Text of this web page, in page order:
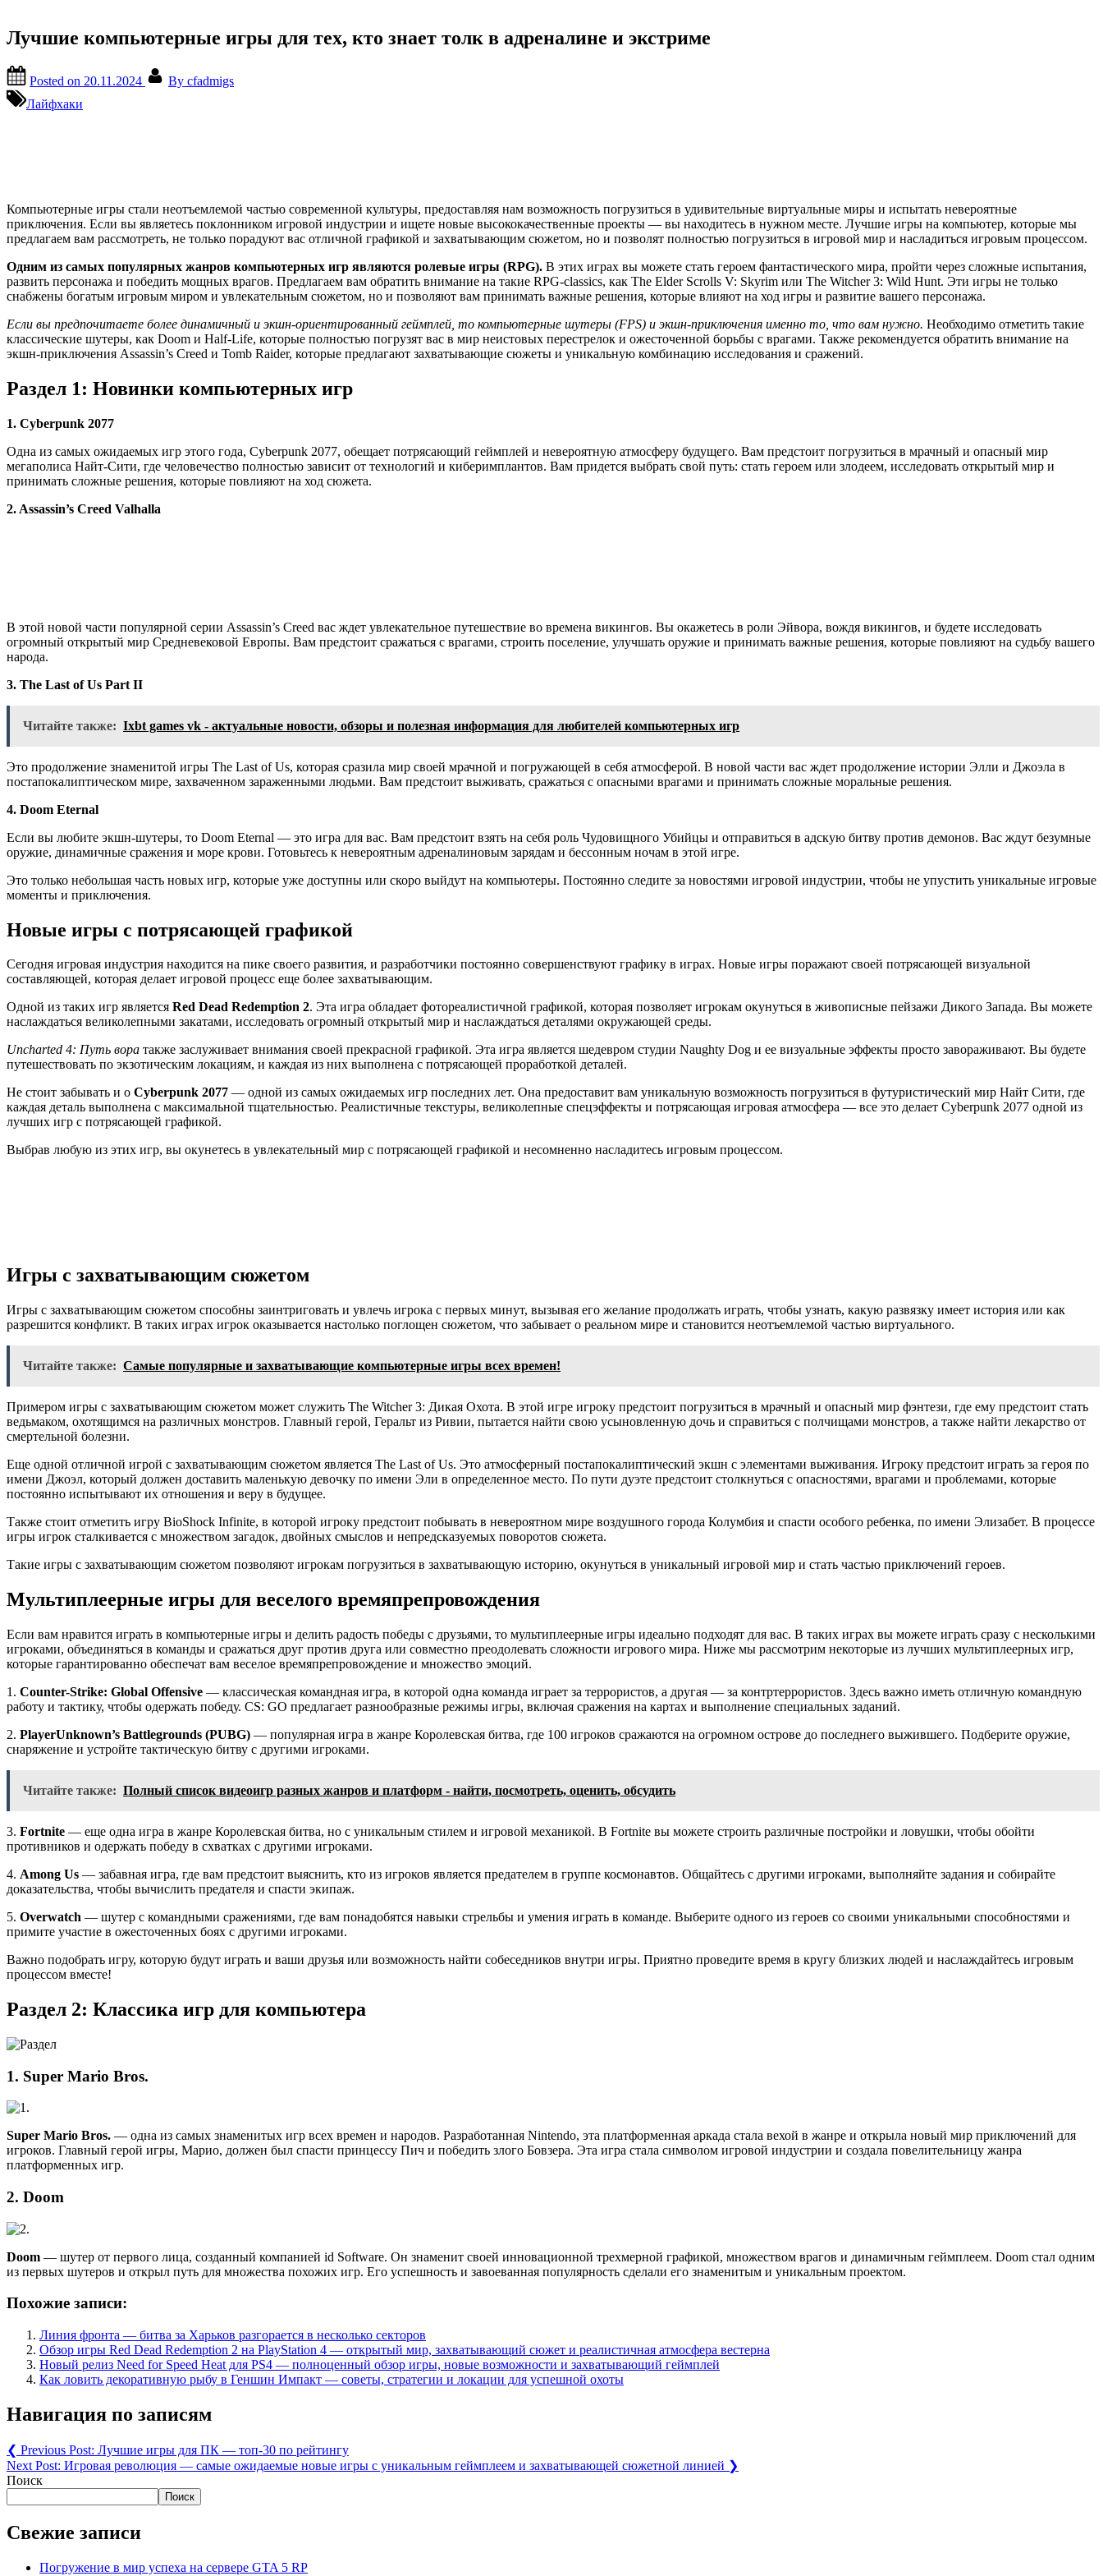
Лучшие компьютерные игры для тех, кто знает толк в адреналине и экстриме
Posted on 20.11.2024 By cfadmigs
Лайфхаки
Компьютерные игры стали неотъемлемой частью современной культуры, предоставляя нам возможность погрузиться в удивительные виртуальные миры и испытать невероятные
приключения. Если вы являетесь поклонником игровой индустрии и ищете новые высококачественные проекты — вы находитесь в нужном месте. Лучшие игры на компьютер, которые мы
предлагаем вам рассмотреть, не только порадуют вас отличной графикой и захватывающим сюжетом, но и позволят полностью погрузиться в игровой мир и насладиться игровым процессом.
Одним из самых популярных жанров компьютерных игр являются ролевые игры (RPG). В этих играх вы можете стать героем фантастического мира, пройти через сложные испытания,
развить персонажа и победить мощных врагов. Предлагаем вам обратить внимание на такие RPG-classics, как The Elder Scrolls V: Skyrim или The Witcher 3: Wild Hunt. Эти игры не только
снабжены богатым игровым миром и увлекательным сюжетом, но и позволяют вам принимать важные решения, которые влияют на ход игры и развитие вашего персонажа.
Если вы предпочитаете более динамичный и экшн-ориентированный геймплей, то компьютерные шутеры (FPS) и экшн-приключения именно то, что вам нужно. Необходимо отметить такие
классические шутеры, как Doom и Half-Life, которые полностью погрузят вас в мир неистовых перестрелок и ожесточенной борьбы с врагами. Также рекомендуется обратить внимание на
экшн-приключения Assassin’s Creed и Tomb Raider, которые предлагают захватывающие сюжеты и уникальную комбинацию исследования и сражений.
Раздел 1: Новинки компьютерных игр
1. Cyberpunk 2077
Одна из самых ожидаемых игр этого года, Cyberpunk 2077, обещает потрясающий геймплей и невероятную атмосферу будущего. Вам предстоит погрузиться в мрачный и опасный мир
мегаполиса Найт-Сити, где человечество полностью зависит от технологий и киберимплантов. Вам придется выбрать свой путь: стать героем или злодеем, исследовать открытый мир и
принимать сложные решения, которые повлияют на ход сюжета.
2. Assassin’s Creed Valhalla
В этой новой части популярной серии Assassin’s Creed вас ждет увлекательное путешествие во времена викингов. Вы окажетесь в роли Эйвора, вождя викингов, и будете исследовать
огромный открытый мир Средневековой Европы. Вам предстоит сражаться с врагами, строить поселение, улучшать оружие и принимать важные решения, которые повлияют на судьбу вашего
народа.
3. The Last of Us Part II
Читайте также: Ixbt games vk - актуальные новости, обзоры и полезная информация для любителей компьютерных игр
Это продолжение знаменитой игры The Last of Us, которая сразила мир своей мрачной и погружающей в себя атмосферой. В новой части вас ждет продолжение истории Элли и Джоэла в
постапокалиптическом мире, захваченном зараженными людьми. Вам предстоит выживать, сражаться с опасными врагами и принимать сложные моральные решения.
4. Doom Eternal
Если вы любите экшн-шутеры, то Doom Eternal — это игра для вас. Вам предстоит взять на себя роль Чудовищного Убийцы и отправиться в адскую битву против демонов. Вас ждут безумные
оружие, динамичные сражения и море крови. Готовьтесь к невероятным адреналиновым зарядам и бессонным ночам в этой игре.
Это только небольшая часть новых игр, которые уже доступны или скоро выйдут на компьютеры. Постоянно следите за новостями игровой индустрии, чтобы не упустить уникальные игровые
моменты и приключения.
Новые игры с потрясающей графикой
Сегодня игровая индустрия находится на пике своего развития, и разработчики постоянно совершенствуют графику в играх. Новые игры поражают своей потрясающей визуальной
составляющей, которая делает игровой процесс еще более захватывающим.
Одной из таких игр является Red Dead Redemption 2. Эта игра обладает фотореалистичной графикой, которая позволяет игрокам окунуться в живописные пейзажи Дикого Запада. Вы можете
наслаждаться великолепными закатами, исследовать огромный открытый мир и наслаждаться деталями окружающей среды.
Uncharted 4: Путь вора также заслуживает внимания своей прекрасной графикой. Эта игра является шедевром студии Naughty Dog и ее визуальные эффекты просто завораживают. Вы будете
путешествовать по экзотическим локациям, и каждая из них выполнена с потрясающей проработкой деталей.
Не стоит забывать и о Cyberpunk 2077 — одной из самых ожидаемых игр последних лет. Она предоставит вам уникальную возможность погрузиться в футуристический мир Найт Сити, где
каждая деталь выполнена с максимальной тщательностью. Реалистичные текстуры, великолепные спецэффекты и потрясающая игровая атмосфера — все это делает Cyberpunk 2077 одной из
лучших игр с потрясающей графикой.
Выбрав любую из этих игр, вы окунетесь в увлекательный мир с потрясающей графикой и несомненно насладитесь игровым процессом.
Игры с захватывающим сюжетом
Игры с захватывающим сюжетом способны заинтриговать и увлечь игрока с первых минут, вызывая его желание продолжать играть, чтобы узнать, какую развязку имеет история или как
разрешится конфликт. В таких играх игрок оказывается настолько поглощен сюжетом, что забывает о реальном мире и становится неотъемлемой частью виртуального.
Читайте также: Самые популярные и захватывающие компьютерные игры всех времен!
Примером игры с захватывающим сюжетом может служить The Witcher 3: Дикая Охота. В этой игре игроку предстоит погрузиться в мрачный и опасный мир фэнтези, где ему предстоит стать
ведьмаком, охотящимся на различных монстров. Главный герой, Геральт из Ривии, пытается найти свою усыновленную дочь и справиться с полчищами монстров, а также найти лекарство от
смертельной болезни.
Еще одной отличной игрой с захватывающим сюжетом является The Last of Us. Это атмосферный постапокалиптический экшн с элементами выживания. Игроку предстоит играть за героя по
имени Джоэл, который должен доставить маленькую девочку по имени Эли в определенное место. По пути дуэте предстоит столкнуться с опасностями, врагами и проблемами, которые
постоянно испытывают их отношения и веру в будущее.
Также стоит отметить игру BioShock Infinite, в которой игроку предстоит побывать в невероятном мире воздушного города Колумбия и спасти особого ребенка, по имени Элизабет. В процессе
игры игрок сталкивается с множеством загадок, двойных смыслов и непредсказуемых поворотов сюжета.
Такие игры с захватывающим сюжетом позволяют игрокам погрузиться в захватывающую историю, окунуться в уникальный игровой мир и стать частью приключений героев.
Мультиплеерные игры для веселого времяпрепровождения
Если вам нравится играть в компьютерные игры и делить радость победы с друзьями, то мультиплеерные игры идеально подходят для вас. В таких играх вы можете играть сразу с несколькими
игроками, объединяться в команды и сражаться друг против друга или совместно преодолевать сложности игрового мира. Ниже мы рассмотрим некоторые из лучших мультиплеерных игр,
которые гарантированно обеспечат вам веселое времяпрепровождение и множество эмоций.
1. Counter-Strike: Global Offensive — классическая командная игра, в которой одна команда играет за террористов, а другая — за контртеррористов. Здесь важно иметь отличную командную
работу и тактику, чтобы одержать победу. CS: GO предлагает разнообразные режимы игры, включая сражения на картах и выполнение специальных заданий.
2. PlayerUnknown’s Battlegrounds (PUBG) — популярная игра в жанре Королевская битва, где 100 игроков сражаются на огромном острове до последнего выжившего. Подберите оружие,
снаряжение и устройте тактическую битву с другими игроками.
Читайте также: Полный список видеоигр разных жанров и платформ - найти, посмотреть, оценить, обсудить
3. Fortnite — еще одна игра в жанре Королевская битва, но с уникальным стилем и игровой механикой. В Fortnite вы можете строить различные постройки и ловушки, чтобы обойти
противников и одержать победу в схватках с другими игроками.
4. Among Us — забавная игра, где вам предстоит выяснить, кто из игроков является предателем в группе космонавтов. Общайтесь с другими игроками, выполняйте задания и собирайте
доказательства, чтобы вычислить предателя и спасти экипаж.
5. Overwatch — шутер с командными сражениями, где вам понадобятся навыки стрельбы и умения играть в команде. Выберите одного из героев со своими уникальными способностями и
примите участие в ожесточенных боях с другими игроками.
Важно подобрать игру, которую будут играть и ваши друзья или возможность найти собеседников внутри игры. Приятно проведите время в кругу близких людей и наслаждайтесь игровым
процессом вместе!
Раздел 2: Классика игр для компьютера
1. Super Mario Bros.
Super Mario Bros. — одна из самых знаменитых игр всех времен и народов. Разработанная Nintendo, эта платформенная аркада стала вехой в жанре и открыла новый мир приключений для
игроков. Главный герой игры, Марио, должен был спасти принцессу Пич и победить злого Бовзера. Эта игра стала символом игровой индустрии и создала повелительницу жанра
платформенных игр.
2. Doom
Doom — шутер от первого лица, созданный компанией id Software. Он знаменит своей инновационной трехмерной графикой, множеством врагов и динамичным геймплеем. Doom стал одним
из первых шутеров и открыл путь для множества похожих игр. Его успешность и завоеванная популярность сделали его знаменитым и уникальным проектом.
Похожие записи:
Линия фронта — битва за Харьков разгорается в несколько секторов
Обзор игры Red Dead Redemption 2 на PlayStation 4 — открытый мир, захватывающий сюжет и реалистичная атмосфера вестерна
Новый релиз Need for Speed Heat для PS4 — полноценный обзор игры, новые возможности и захватывающий геймплей
Как ловить декоративную рыбу в Геншин Импакт — советы, стратегии и локации для успешной охоты
Навигация по записям
❮ Previous Post: Лучшие игры для ПК — топ-30 по рейтингу
Next Post: Игровая революция — самые ожидаемые новые игры с уникальным геймплеем и захватывающей сюжетной линией ❯
Поиск
Поиск
Свежие записи
Погружение в мир успеха на сервере GTA 5 RP